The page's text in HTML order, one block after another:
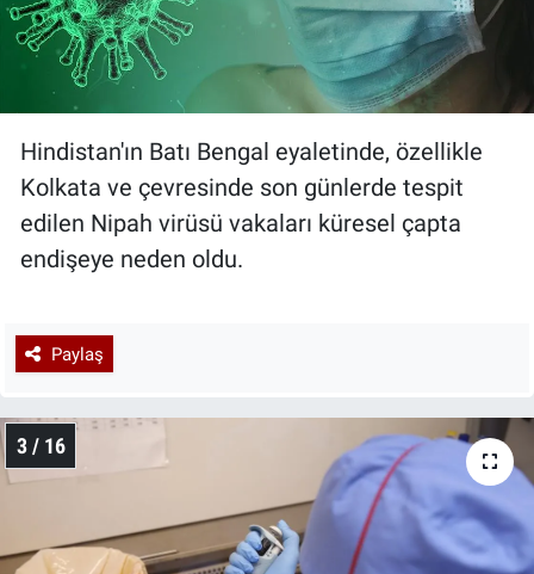
Hindistan'ın Batı Bengal eyaletinde, özellikle
Kolkata ve çevresinde son günlerde tespit
edilen Nipah virüsü vakaları küresel çapta
endişeye neden oldu.
Paylaş
3 / 16